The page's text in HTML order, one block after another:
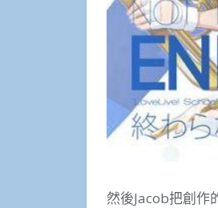
然後Jacob把創作